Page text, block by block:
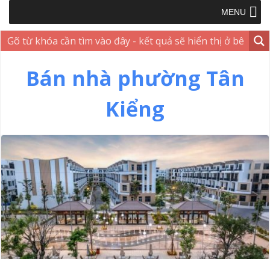
MENU
Bán nhà phường Tân
Kiểng